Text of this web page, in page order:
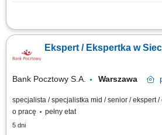
Twój zakres obowiązków diagnozowanie
sprzedażowych, kształtowanie pozytywnego
wysoką jakość obsługi, operacyjna obsługa
Ekspert / Ekspertka w
Bank Pocztowy S.A. Warszawa
specjalista / specjalistka mid / senior / ekspert /
o pracę
pełny etat
5 dni